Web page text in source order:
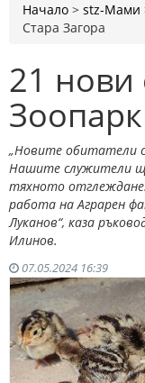
Начало > stz-Мами
Стара Загора
21 нови
„Новите обитатели
Нашите служители
тяхното
работа на Аграрен
Луканов“, каза
Илинов.
07.05.2024 16:39